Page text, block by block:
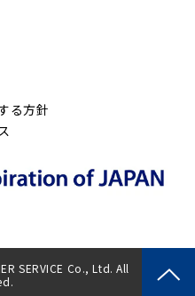
る方針
SERVICE Co., Ltd. All